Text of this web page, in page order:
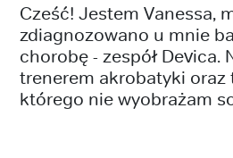
Cześć! Jestem Vanessa,
zdiagnozowano u mnie
chorobę - zespół Devica.
trenerem akrobatyki oraz
którego nie wyobrażam